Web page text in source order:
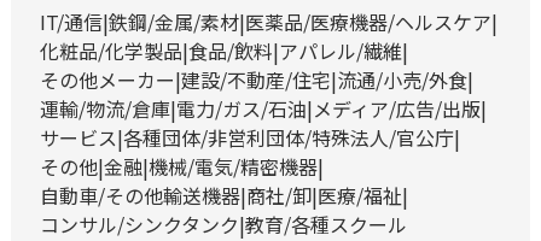
IT/通信 鉄鋼/金属/素材 医薬品/医療機器/ヘルスケア
化粧品/化学製品 食品/飲料 アパレル/繊維
その他メーカー 建設/不動産/住宅 流通/小売/外食
運輸/物流/倉庫 電力/ガス/石油 メディア/広告/出版
サービス 各種団体/非営利団体/特殊法人/官公庁
その他 金融 機械/電気/精密機器
自動車/その他輸送機器 商社/卸 医療/福祉
コンサル/シンクタンク 教育/各種スクール